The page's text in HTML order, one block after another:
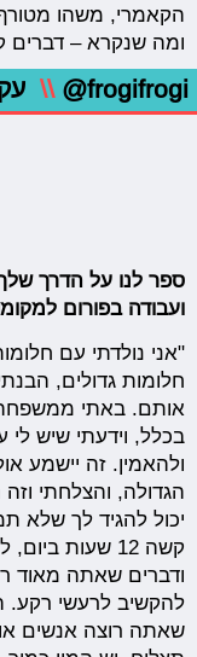
הקאמרי, משהו
ומה שנקרא – דברים
@frogifrogi
\\
ספר לנו על הדרך
ועבודה בפורום
"אני נולדתי עם
חלומות גדולים,
אותם. באתי
בכלל, וידעתי שיש לי
ולהאמין. זה יישמע
הגדולה, והצלחתי
יכול להגיד לך שלא
קשה 12 שעות
ודברים שאתה מאוד
להקשיב לרעשי
שאתה רוצה אנשים